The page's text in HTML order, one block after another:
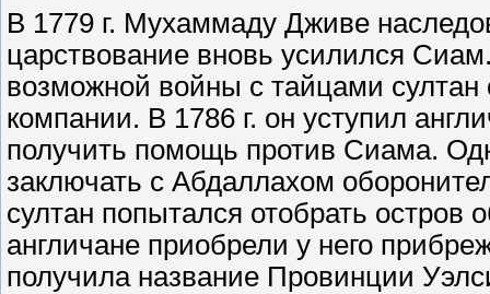
В 1779 г. Мухаммаду Дживе
царствование вновь усилился
возможной войны с тайцами султан
компании. В 1786 г. он уступил
получить помощь против Сиама.
заключать с Абдаллахом
султан попытался отобрать остров
англичане приобрели у него
получила название Провинции